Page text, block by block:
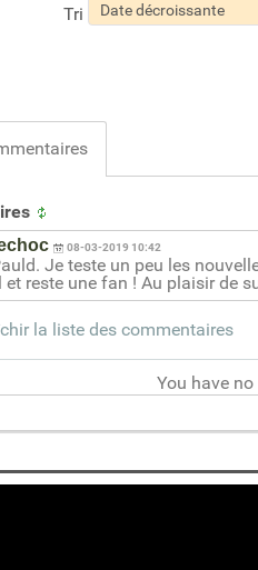
Tri
08-03-2019 10:42
Je teste un peu les
et reste une fan ! Au plaisir de
la liste des commentaires
You have